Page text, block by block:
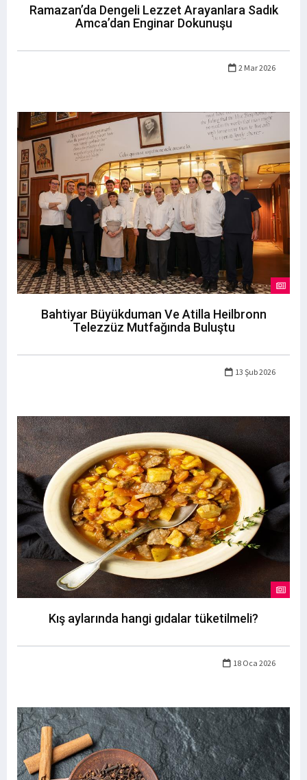
Ramazan’da Dengeli Lezzet Arayanlara Sadık
Amca’dan Enginar Dokunuşu
2 Mar 2026
Bahtiyar Büyükduman Ve Atilla Heilbronn
Telezzüz Mutfağında Buluştu
13 Şub 2026
Kış aylarında hangi gıdalar tüketilmeli?
18 Oca 2026